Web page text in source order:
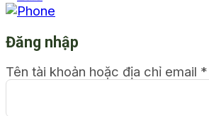
Đăng nhập
Tên tài khoản hoặc địa chỉ email *